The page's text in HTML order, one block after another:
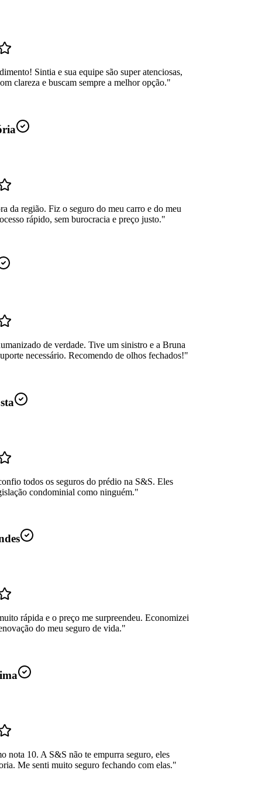
Sintia e sua equipe são super atenciosas,
clareza e buscam sempre a melhor opção."
da região. Fiz o seguro do meu carro e do meu
rápido, sem burocracia e preço justo."
de verdade. Tive um sinistro e a Bruna
necessário. Recomendo de olhos fechados!"
todos os seguros do prédio na S&S. Eles
condominial como ninguém."
rápida e o preço me surpreendeu. Economizei
do meu seguro de vida."
nota 10. A S&S não te empurra seguro, eles
Me senti muito seguro fechando com elas."